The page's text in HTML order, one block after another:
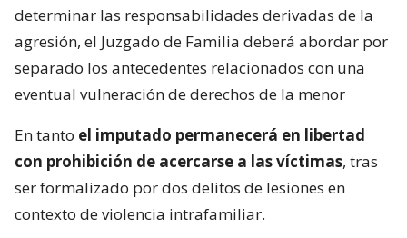
determinar las responsabilidades derivadas de la
agresión, el Juzgado de Familia deberá abordar por
separado los antecedentes relacionados con una
eventual vulneración de derechos de la menor
En tanto el imputado permanecerá en libertad
con prohibición de acercarse a las víctimas, tras
ser formalizado por dos delitos de lesiones en
contexto de violencia intrafamiliar.